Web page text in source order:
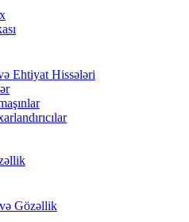
Ehtiyat Hissələri
Gözəllik